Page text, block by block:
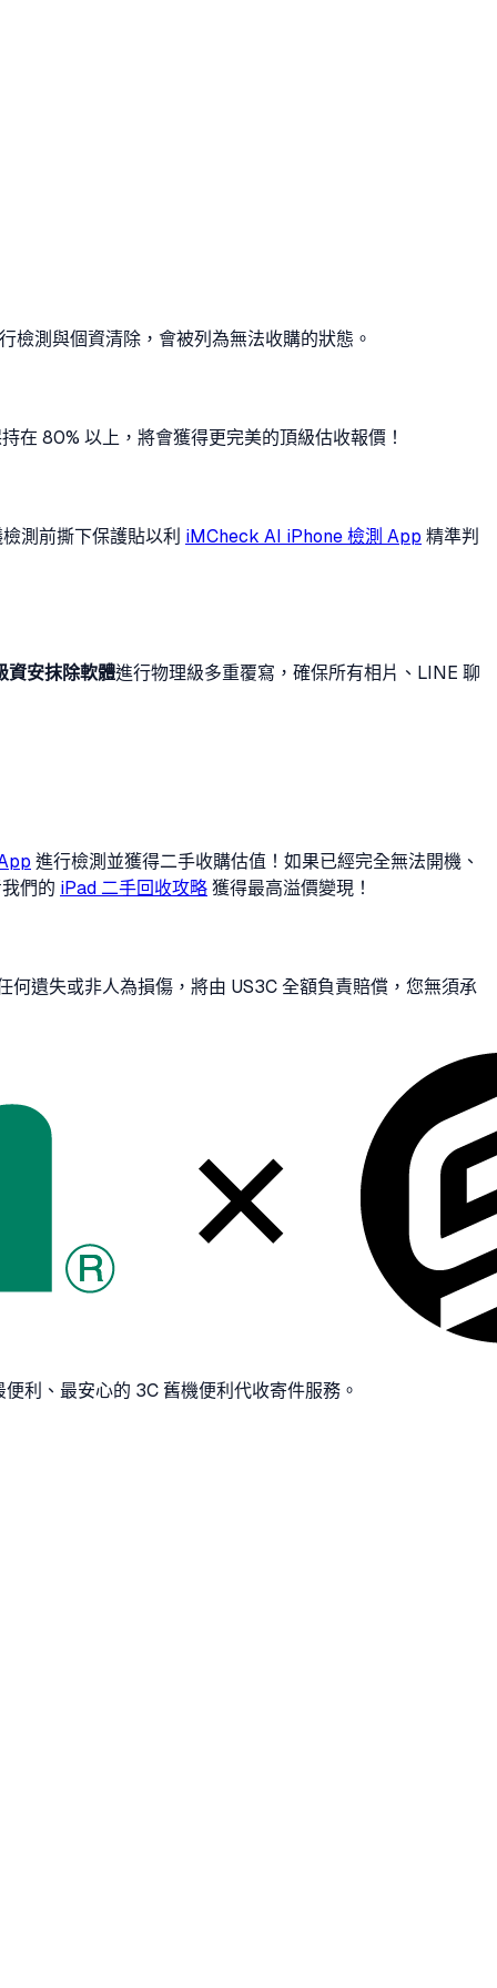
測與個資清除，會被列為無法收購的狀態。
在 80% 以上，將會獲得更完美的頂級估收報價！
測前撕下保護貼以利 iMCheck AI iPhone 檢測 App 精準判
安抹除軟體進行物理級多重覆寫，確保所有相片、LINE 聊
進行檢測並獲得二手收購估值！如果已經完全無法開機、
們的 iPad 二手回收攻略獲得最高溢價變現！
遺失或非人為損傷，將由 US3C 全額負責賠償，您無須承
利、最安心的 3C 舊機便利代收寄件服務。